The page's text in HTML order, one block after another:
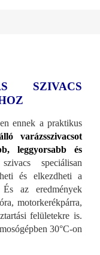
SZIVACS
ennek a praktikus
varázsszivacsot
leggyorsabb és
speciálisan
és elkezdheti a
az eredmények
motorkerékpárra,
felületekre is.
30°C-on